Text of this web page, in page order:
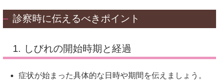
診察時に伝えるべきポイント
1. しびれの開始時期と経過
症状が始まった具体的な日時や期間を伝えましょう。